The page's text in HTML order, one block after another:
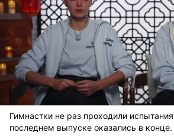
Гимнастки не раз проходили
последнем выпуске оказались в конце.